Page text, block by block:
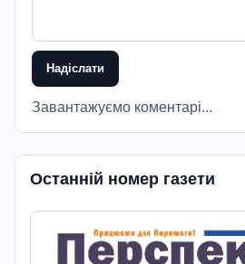
Надіслати
Завантажуємо коментарі...
Останній номер газети